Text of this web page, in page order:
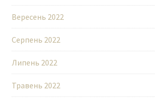
Вересень 2022
Серпень 2022
Липень 2022
Травень 2022